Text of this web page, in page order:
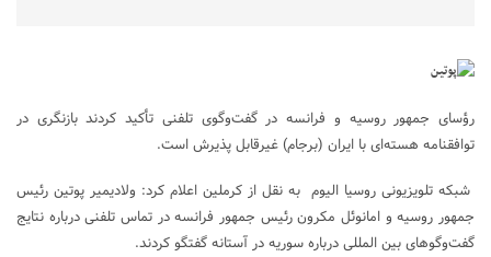
رؤسای جمهور روسیه و فرانسه در گفت‌وگوی تلفنی تأکید کردند بازنگری در
توافقنامه هسته‌ای با ایران (برجام) غیرقابل پذیرش است.
شبکه تلویزیونی روسیا الیوم به نقل از کرملین اعلام کرد: ولادیمیر پوتین رئیس
جمهور روسیه و امانوئل مکرون رئیس جمهور فرانسه در تماس تلفنی درباره نتایج
گفت‌وگوهای بین المللی درباره سوریه در آستانه گفتگو کردند.